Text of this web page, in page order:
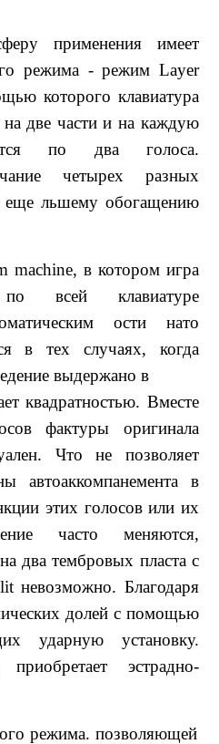
применения имеет
режима - режим Layer
которого клавиатура
на две части и на каждую
по два голоса.
четырех разных
еще льшему обогащению
в котором игра
всей клавиатуре
ости нато
в тех случаях, когда
выдержано в
квадратностью. Вместе
фактуры оригинала
Что не позволяет
автоаккомпанемента в
этих голосов или их
часто меняются,
два тембровых пласта с
невозможно. Благодаря
долей с помощью
ударную установку.
эстрадно-
режима. позволяющей